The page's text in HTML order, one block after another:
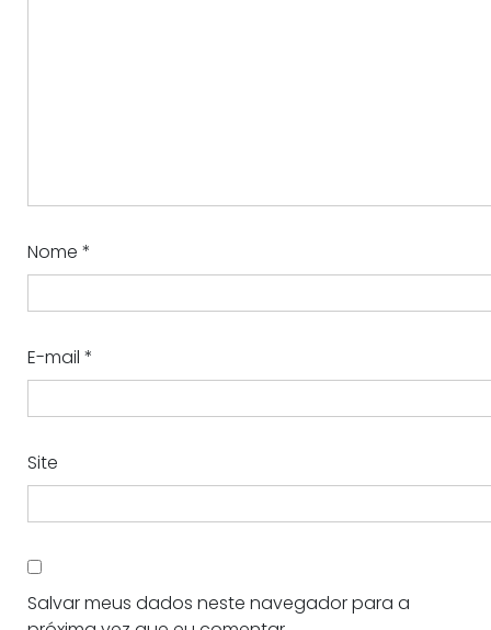
Nome *
E-mail *
Site
Salvar meus dados neste navegador para a